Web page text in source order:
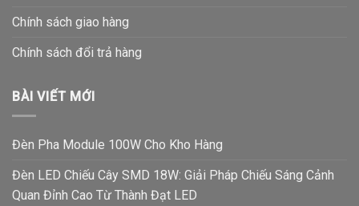
Chính sách giao hàng
Chính sách đổi trả hàng
BÀI VIẾT MỚI
Đèn Pha Module 100W Cho Kho Hàng
Đèn LED Chiếu Cây SMD 18W: Giải Pháp Chiếu Sáng Cảnh
Quan Đỉnh Cao Từ Thành Đạt LED